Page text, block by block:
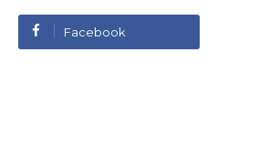
Facebook